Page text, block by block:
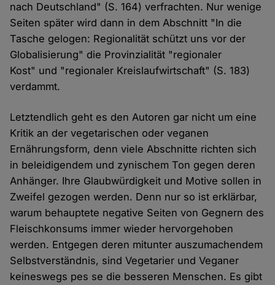
nach Deutschland" (S. 164) verfrachten. Nur wenige
Seiten später wird dann in dem Abschnitt "In die
Tasche gelogen: Regionalität schützt uns vor der
Globalisierung" die Provinzialität "regionaler
Kost" und "regionaler Kreislaufwirtschaft" (S. 183)
verdammt.
Letztendlich geht es den Autoren gar nicht um eine
Kritik an der vegetarischen oder veganen
Ernährungsform, denn viele Abschnitte richten sich
in beleidigendem und zynischem Ton gegen deren
Anhänger. Ihre Glaubwürdigkeit und Motive sollen in
Zweifel gezogen werden. Denn nur so ist erklärbar,
warum behauptete negative Seiten von Gegnern des
Fleischkonsums immer wieder hervorgehoben
werden. Entgegen deren mitunter auszumachendem
Selbstverständnis, sind Vegetarier und Veganer
keineswegs pes se die besseren Menschen. Es gibt